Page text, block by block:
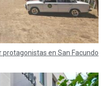
protagonistas en San Facundo